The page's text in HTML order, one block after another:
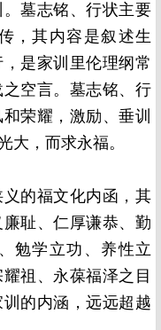
墓志铭、行状主要
，其内容是叙述生
是家训里伦理纲常
空言。墓志铭、行
荣耀，激励、垂训
大，而求永福。
的福文化内函，其
耻、仁厚谦恭、勤
勉学立功、养性立
祖、永葆福泽之目
的内涵，远远超越